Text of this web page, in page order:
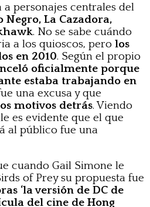
a personajes centrales del
Negro, La Cazadora,
. No se sabe cuándo
a los quioscos, pero los
en 2010. Según el propio
oficialmente porque
estaba trabajando en
una excusa y que
motivos detrás. Viendo
es evidente que el que
al público fue una
cuando Gail Simone le
of Prey su propuesta fue
‘la versión de DC de
del cine de Hong